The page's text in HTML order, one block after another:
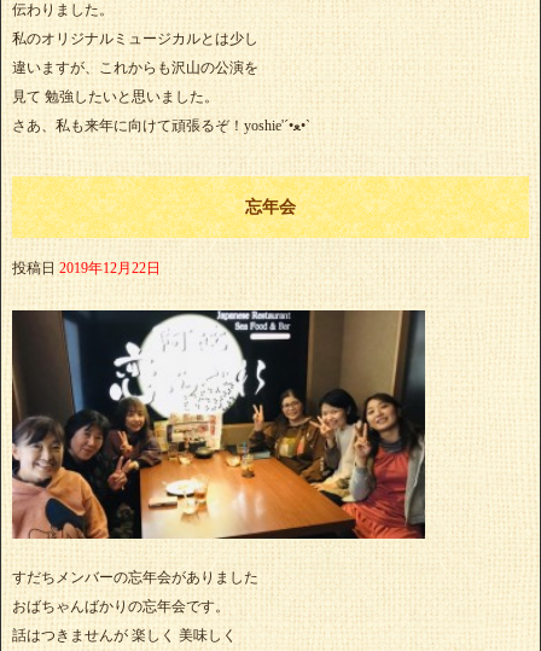
伝わりました。
私のオリジナルミュージカルとは少し
違いますが、これからも沢山の公演を
見て 勉強したいと思いました。
さあ、私も来年に向けて頑張るぞ！yoshie'‎´•ﻌ•`
忘年会
投稿日 2019年12月22日
すだちメンバーの忘年会がありました
おばちゃんばかりの忘年会です。
話はつきませんが 楽しく 美味しく